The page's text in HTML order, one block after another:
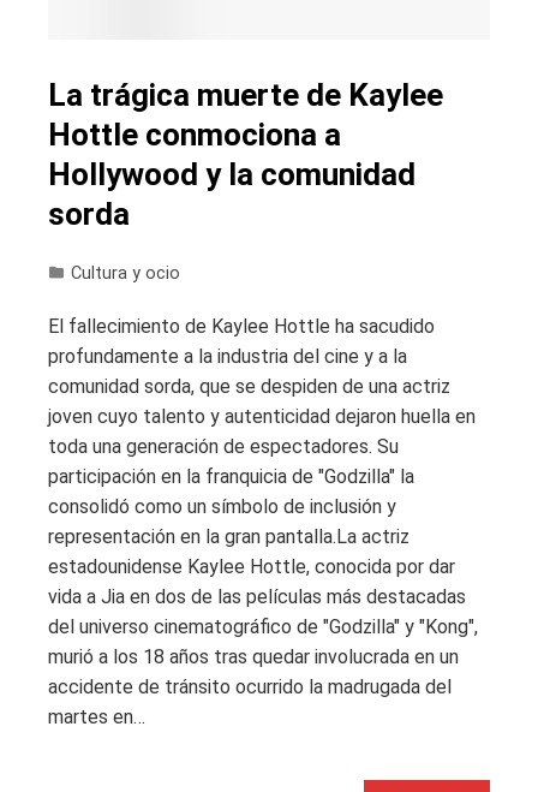
La trágica muerte de Kaylee
Hottle conmociona a
Hollywood y la comunidad
sorda
Cultura y ocio
El fallecimiento de Kaylee Hottle ha sacudido
profundamente a la industria del cine y a la
comunidad sorda, que se despiden de una actriz
joven cuyo talento y autenticidad dejaron huella en
toda una generación de espectadores. Su
participación en la franquicia de "Godzilla" la
consolidó como un símbolo de inclusión y
representación en la gran pantalla.La actriz
estadounidense Kaylee Hottle, conocida por dar
vida a Jia en dos de las películas más destacadas
del universo cinematográfico de "Godzilla" y "Kong",
murió a los 18 años tras quedar involucrada en un
accidente de tránsito ocurrido la madrugada del
martes en…